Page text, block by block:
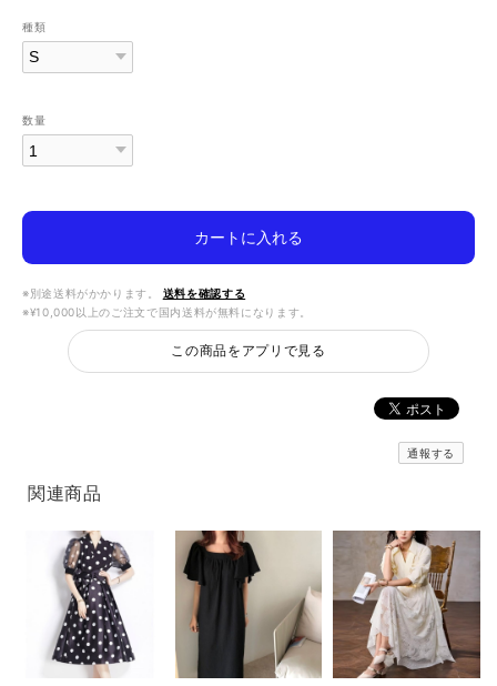
種類
数量
カートに入れる
※別途送料がかかります。
送料を確認する
※¥10,000以上のご注文で国内送料が無料になります。
この商品をアプリで見る
通報する
関連商品